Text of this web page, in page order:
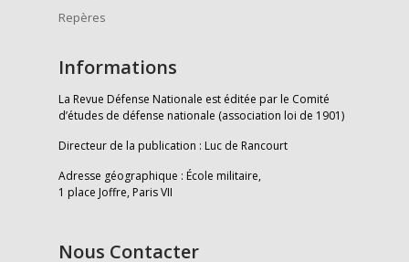
Repères
Informations
La Revue Défense Nationale est éditée par le Comité
d’études de défense nationale (association loi de 1901)
Directeur de la publication : Luc de Rancourt
Adresse géographique : École militaire,
1 place Joffre, Paris VII
Nous Contacter